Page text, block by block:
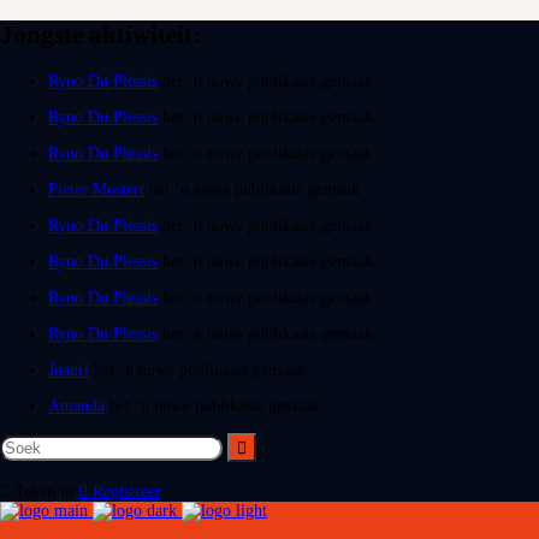
Ryno Du Plessis
Ryno Du Plessis
Ryno Du Plessis
Pieter Mostert
Ryno Du Plessis
Ryno Du Plessis
Ryno Du Plessis
Ryno Du Plessis
Juanri
Amanda
Registreer